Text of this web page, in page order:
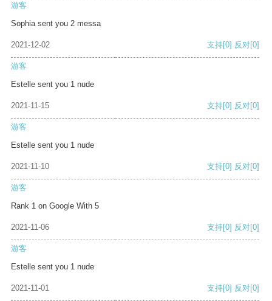
游客
Sophia sent you 2 messa
2021-12-02 支持[0] 反对[0]
游客
Estelle sent you 1 nude
2021-11-15 支持[0] 反对[0]
游客
Estelle sent you 1 nude
2021-11-10 支持[0] 反对[0]
游客
Rank 1 on Google With 5
2021-11-06 支持[0] 反对[0]
游客
Estelle sent you 1 nude
2021-11-01 支持[0] 反对[0]